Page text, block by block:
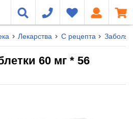
Лекарства С рецепта
60 мг * 56